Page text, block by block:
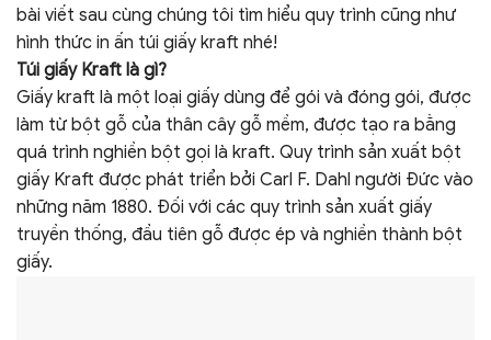
bài viết sau cùng chúng tôi tìm hiểu quy trình cũng như
hình thức in ấn túi giấy kraft nhé!
Túi giấy Kraft là gì?
Giấy kraft là một loại giấy dùng để gói và đóng gói, được
làm từ bột gỗ của thân cây gỗ mềm, được tạo ra bằng
quá trình nghiền bột gọi là kraft. Quy trình sản xuất bột
giấy Kraft được phát triển bởi Carl F. Dahl người Đức vào
những năm 1880. Đối với các quy trình sản xuất giấy
truyền thống, đầu tiên gỗ được ép và nghiền thành bột
giấy.